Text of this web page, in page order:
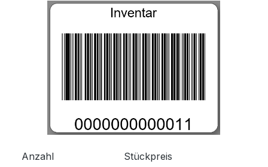
Bildergalerie überspringen
Anzahl Stückpreis